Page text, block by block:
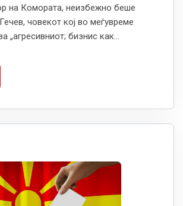
на Комората, неизбежно беше
човекот кој во меѓувреме
„агресивниот; бизнис как...